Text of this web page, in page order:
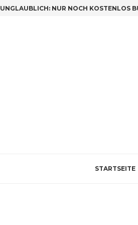
UNGLAUBLICH: NUR NOCH KOSTENLOS
STARTSEITE